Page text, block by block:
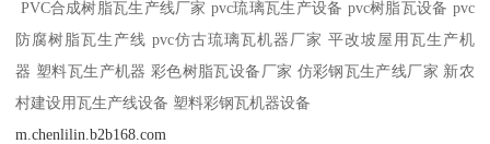
PVC合成树脂瓦生产线厂家 pvc琉璃瓦生产设备 pvc树脂瓦设备 pvc
防腐树脂瓦生产线 pvc仿古琉璃瓦机器厂家 平改坡屋用瓦生产机
器 塑料瓦生产机器 彩色树脂瓦设备厂家 仿彩钢瓦生产线厂家 新农
村建设用瓦生产线设备 塑料彩钢瓦机器设备
m.chenlilin.b2b168.com